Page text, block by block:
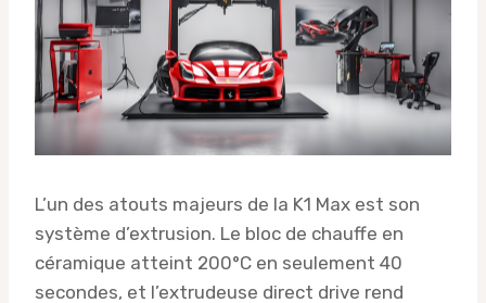
L’un des atouts majeurs de la K1 Max est son
système d’extrusion. Le bloc de chauffe en
céramique atteint 200°C en seulement 40
secondes, et l’extrudeuse direct drive rend